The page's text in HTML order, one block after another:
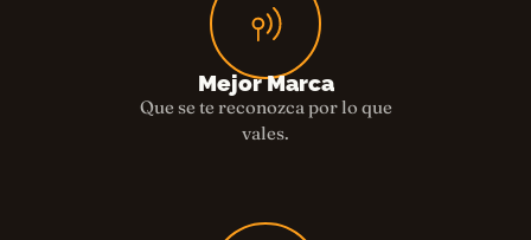
Mejor Marca
Que se te reconozca por lo que
vales.